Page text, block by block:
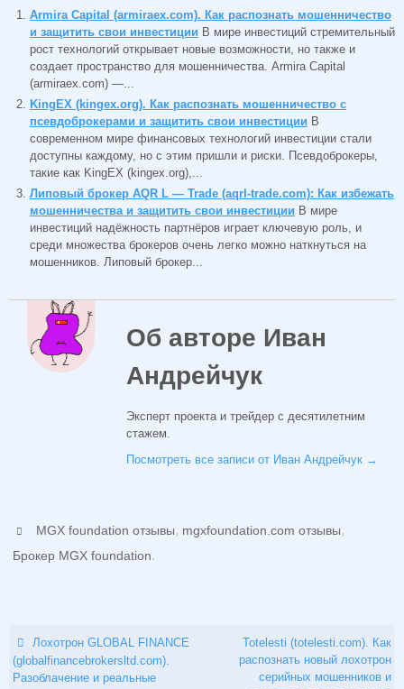
Armira Capital (armiraex.com). Как распознать мошенничество
и защитить свои инвестиции В мире инвестиций стремительный
рост технологий открывает новые возможности, но также и
создает пространство для мошенничества. Armira Capital
(armiraex.com) —...
KingEX (kingex.org). Как распознать мошенничество с
псевдоброкерами и защитить свои инвестиции В
современном мире финансовых технологий инвестиции стали
доступны каждому, но с этим пришли и риски. Псевдоброкеры,
такие как KingEX (kingex.org),...
Липовый брокер AQR L — Trade (aqrl-trade.com): Как избежать
мошенничества и защитить свои инвестиции В мире
инвестиций надёжность партнёров играет ключевую роль, и
среди множества брокеров очень легко можно наткнуться на
мошенников. Липовый брокер...
Об авторе Иван
Андрейчук
Эксперт проекта и трейдер с десятилетним
стажем.
Посмотреть все записи от Иван Андрейчук →
MGX foundation отзывы, mgxfoundation.com отзывы,
Брокер MGX foundation.
Лохотрон GLOBAL FINANCE
(globalfinancebrokersltd.com).
Разоблачение и реальные
Totelesti (totelesti.com). Как
распознать новый лохотрон
серийных мошенников и